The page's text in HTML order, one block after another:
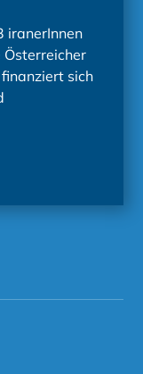
iranerInnen
Österreicher
sich